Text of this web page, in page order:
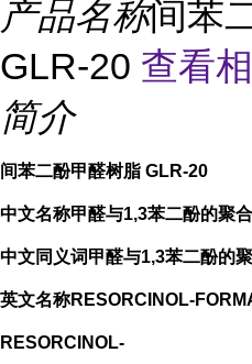
产品名称间苯
GLR-20 查看
简介
间苯二酚甲醛树脂 GLR-20
中文名称甲醛与1,3苯二酚的聚
中文同义词甲醛与1,3苯二酚的
英文名称RESORCINOL-
RESORCINOL-